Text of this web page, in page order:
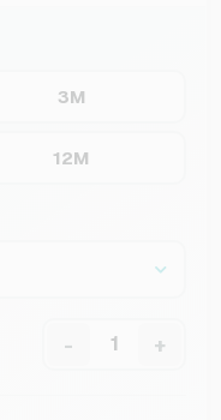
3M
12M
- +